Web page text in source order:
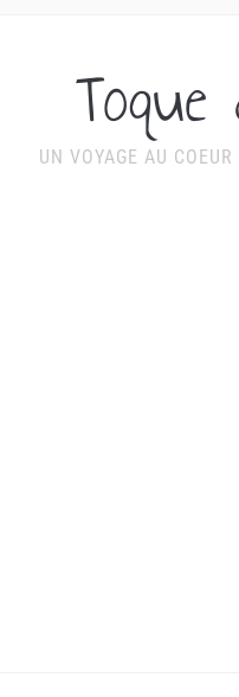
UN VOYAGE AU